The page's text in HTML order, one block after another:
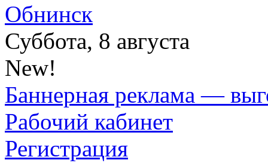
Обнинск
Суббота, 8 августа
New!
Баннерная реклама —
Рабочий кабинет
Регистрация